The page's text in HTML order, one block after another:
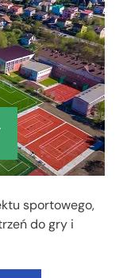
sportowego,
do gry i